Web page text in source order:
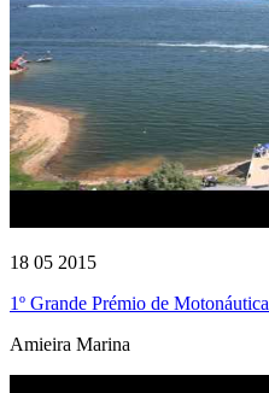
18 05 2015
1º Grande Prémio de
Amieira Marina